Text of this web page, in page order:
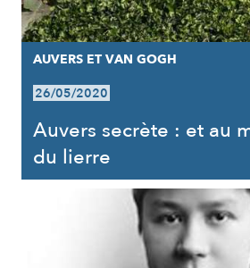
AUVERS ET VAN GOGH
26/05/2020
Auvers secrète : et au
du lierre